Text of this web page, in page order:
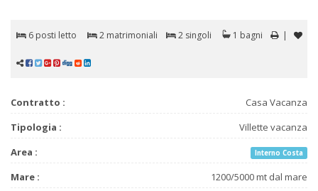
|
6 posti letto 2 matrimoniali 2 singoli 1 bagni
Contratto :
Casa Vacanza
Tipologia :
Villette vacanza
Area :
Interno Costa
Mare :
1200/5000 mt dal mare